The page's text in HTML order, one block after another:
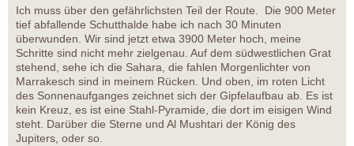
Ich muss über den gefährlichsten Teil der Route. Die 900 Meter
tief abfallende Schutthalde habe ich nach 30 Minuten
überwunden. Wir sind jetzt etwa 3900 Meter hoch, meine
Schritte sind nicht mehr zielgenau. Auf dem südwestlichen Grat
stehend, sehe ich die Sahara, die fahlen Morgenlichter von
Marrakesch sind in meinem Rücken. Und oben, im roten Licht
des Sonnenaufganges zeichnet sich der Gipfelaufbau ab. Es ist
kein Kreuz, es ist eine Stahl-Pyramide, die dort im eisigen Wind
steht. Darüber die Sterne und Al Mushtari der König des
Jupiters, oder so.